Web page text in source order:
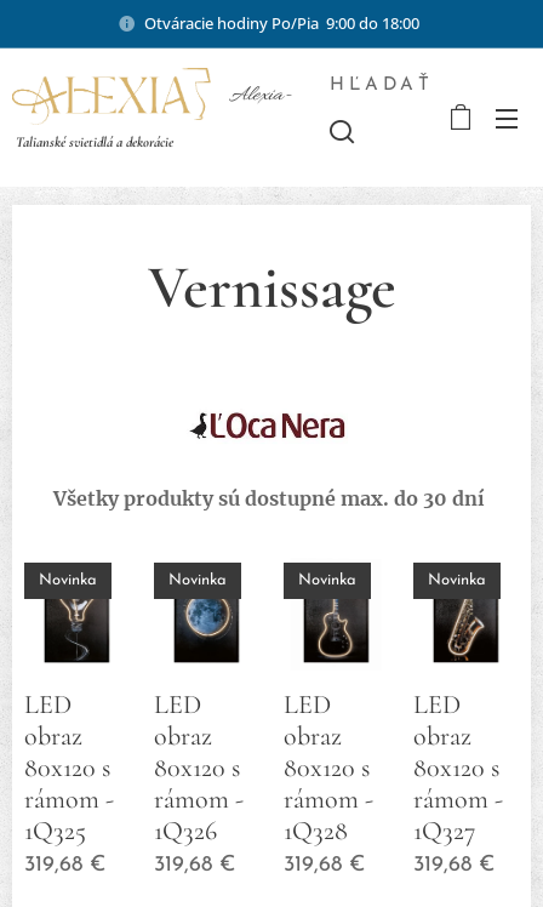
Otváracie hodiny Po/Pia 9:00 do 18:00
Alexia-
Talianské svietidlá a dekorácie
HĽADAŤ
Vernissage
Všetky produkty sú dostupné max. do 30 dní
LED
obraz
80x120 s
rámom -
1Q325
Novinka
319,68 €
LED
obraz
80x120 s
rámom -
1Q326
Novinka
319,68 €
LED
obraz
80x120 s
rámom -
1Q328
Novinka
319,68 €
LED
obraz
80x120 s
rámom -
1Q327
Novinka
319,68 €